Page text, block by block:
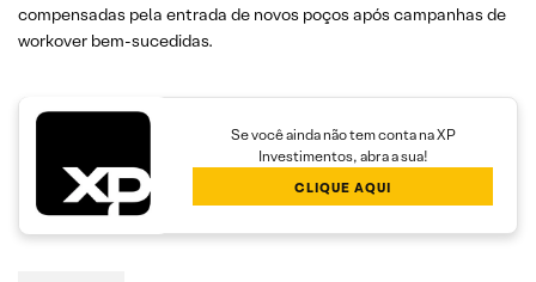
compensadas pela entrada de novos poços após campanhas de
workover bem-sucedidas.
Se você ainda não tem conta na XP
Investimentos, abra a sua!
CLIQUE AQUI